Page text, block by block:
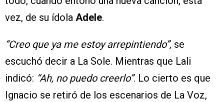
vez, de su ídola Adele.
“Creo que ya me estoy arrepintiendo”, se
escuchó decir a La Sole. Mientras que Lali
indicó: “Ah, no puedo creerlo”. Lo cierto es que
Ignacio se retiró de los escenarios de La Voz,